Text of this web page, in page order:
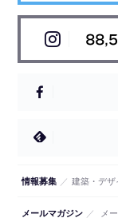
情報募集 ／ 建築・デザ
メールマガジン ／ メ